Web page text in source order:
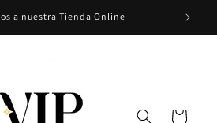
a nuestra Tienda Online
Carrito